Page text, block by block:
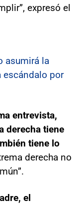
expresó el
asumirá la
escándalo por
entrevista,
derecha tiene
tiene lo
derecha no
el